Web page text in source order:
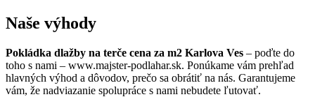
Naše výhody
Pokládka dlažby na terče cena za m2 Karlova Ves – poďte do
toho s nami – www.majster-podlahar.sk. Ponúkame vám prehľad
hlavných výhod a dôvodov, prečo sa obrátiť na nás. Garantujeme
vám, že nadviazanie spolupráce s nami nebudete ľutovať.